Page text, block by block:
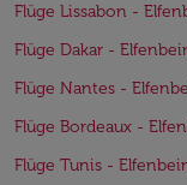
Flüge Lissabon -
Flüge Dakar -
Flüge Nantes -
Flüge Bordeaux -
Flüge Tunis -